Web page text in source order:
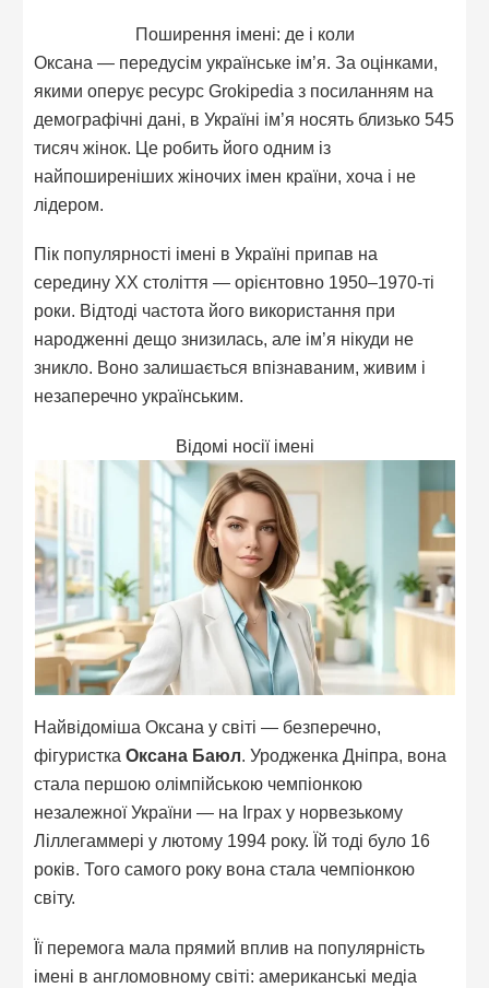
Поширення імені: де і коли
Оксана — передусім українське ім’я. За оцінками,
якими оперує ресурс Grokipedia з посиланням на
демографічні дані, в Україні ім’я носять близько 545
тисяч жінок. Це робить його одним із
найпоширеніших жіночих імен країни, хоча і не
лідером.
Пік популярності імені в Україні припав на
середину XX століття — орієнтовно 1950–1970-ті
роки. Відтоді частота його використання при
народженні дещо знизилась, але ім’я нікуди не
зникло. Воно залишається впізнаваним, живим і
незаперечно українським.
Відомі носії імені
Найвідоміша Оксана у світі — безперечно,
фігуристкаОксана Баюл. Уродженка Дніпра, вона
стала першою олімпійською чемпіонкою
незалежної України — на Іграх у норвезькому
Ліллегаммері у лютому 1994 року. Їй тоді було 16
років. Того самого року вона стала чемпіонкою
світу.
Її перемога мала прямий вплив на популярність
імені в англомовному світі: американські медіа